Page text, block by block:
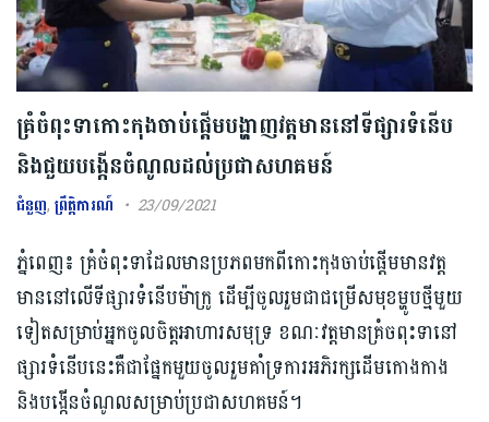
គ្រំចំពុះទាកោះកុងចាប់ផ្តើមបង្ហាញវត្តមាននៅទីផ្សារទំនើប
និងជួយបង្កើនចំណូលដល់ប្រជាសហគមន៍
ជំនួញ,ព្រឹត្តិការណ៍ 23/09/2021
ភ្នំពេញ៖ គ្រំចំពុះទាដែលមានប្រភពមកពីកោះកុងចាប់ផ្តើមមានវត្ត
មាននៅលើទីផ្សារទំនើបម៉ាក្រូ ដើម្បីចូលរួមជាជម្រើសមុខម្ហូបថ្មីមួយ
ទៀតសម្រាប់អ្នកចូលចិត្តអាហារសមុទ្រ ខណៈវត្តមានគ្រំចពុះទានៅ
ផ្សារទំនើបនេះគឺជាផ្នែកមួយចូលរួមគាំទ្រការអភិរក្សដើមកោងកាង
និងបង្កើនចំណូលសម្រាប់ប្រជាសហគមន៍។